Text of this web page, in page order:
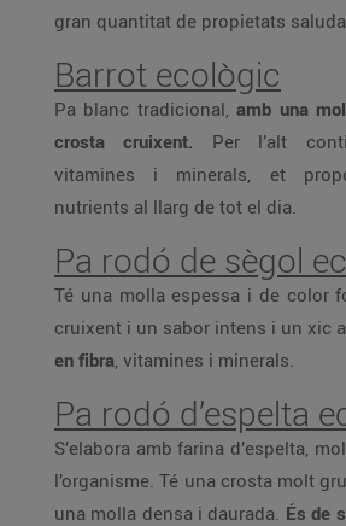
gran quantitat de propietats
Barrot ecològic
Pa blanc tradicional, amb una
crosta cruixent. Per l’alt
vitamines i minerals, et
nutrients al llarg de tot el dia.
Pa rodó de sègol
Té una molla espessa i de color
cruixent i un sabor intens i un xic
en fibra, vitamines i minerals.
Pa rodó d’espelta
S’elabora amb farina d’espelta,
l’organisme. Té una crosta molt
una molla densa i daurada. És de